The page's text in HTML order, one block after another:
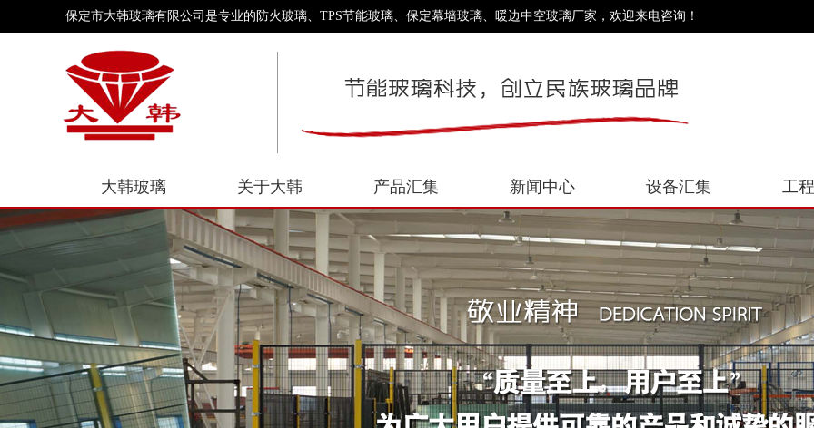
保定市大韩玻璃有限公司是专业的防火玻璃、TPS节能玻璃、保定幕墙玻璃、暖边中空玻璃厂家，欢迎来电咨询！
大韩玻璃 关于大韩 产品汇集 新闻中心 设备汇集 工